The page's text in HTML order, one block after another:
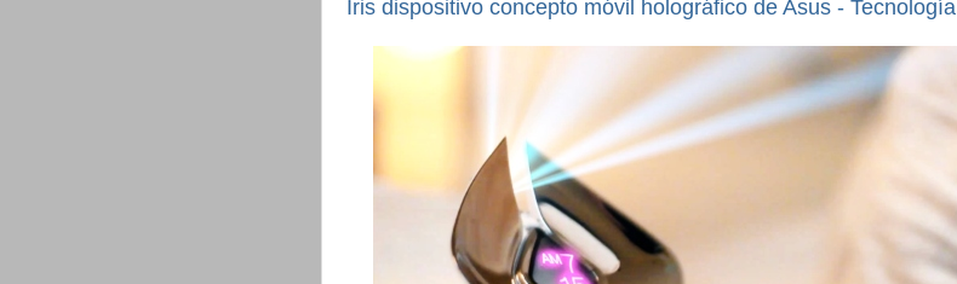
Iris dispositivo concepto móvil holográfico de Asus - Tecnología